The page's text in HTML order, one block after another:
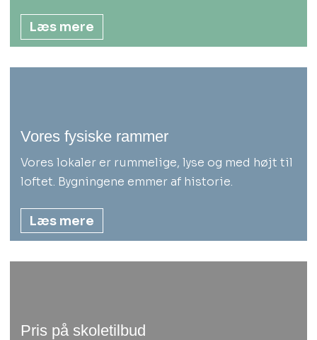
Læs mere
Vores fysiske rammer
Vores lokaler er rummelige, lyse og med højt til
loftet. Bygningene emmer af historie.​
Læs mere
Pris på skoletilbud